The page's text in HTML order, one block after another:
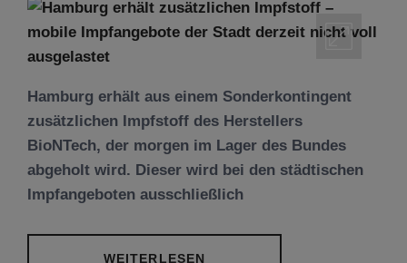
Hamburg erhält aus einem Sonderkontingent
zusätzlichen Impfstoff des Herstellers
BioNTech, der morgen im Lager des Bundes
abgeholt wird. Dieser wird bei den städtischen
Impfangeboten ausschließlich
WEITERLESEN